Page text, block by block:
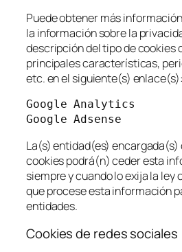
Puede obtener más
la información sobre la
descripción del tipo de cookies
principales características,
etc. en el siguiente(s) enlace(s):
Google Analytics
Google Adsense
La(s) entidad(es)
cookies podrá(n) ceder esta
siempre y cuando lo exija la ley
que procese esta información
entidades.
Cookies de redes sociales